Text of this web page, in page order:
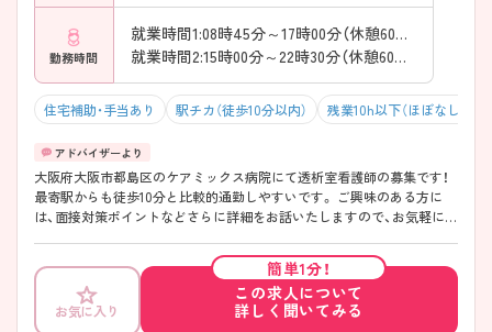
勤務時間
就業時間1:08時45分～17時00分（休憩60分）
就業時間2:15時00分～22時30分（休憩60分）
住宅補助・手当あり 駅チカ（徒歩10分以内） 残業10h以下（ほぼなし）
大阪府大阪市都島区のケアミックス病院にて透析室看護師の募集です！
最寄駅からも徒歩10分と比較的通勤しやすいです。 ご興味のある方に
は、面接対策ポイントなどさらに詳細をお話いたしますので、お気軽にご
お気に入り
簡単1分！
この求人について
詳しく聞いてみる